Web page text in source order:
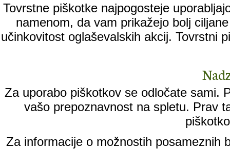
Tovrstne piškotke najpogosteje
namenom, da vam prikažejo bolj
učinkovitost oglaševalskih akcij. Tovrstni
Za uporabo piškotkov se odločate sami.
vašo prepoznavnost na spletu. Prav
Za informacije o možnostih posameznih